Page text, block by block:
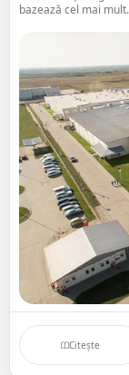
bazează cel mai
Citește